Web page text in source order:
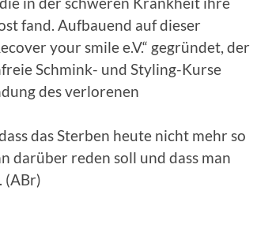
fand. Aufbauend auf dieser
your smile e.V.“ gegründet, der
Schmink- und Styling-Kurse
des verlorenen
das Sterben heute nicht mehr so
darüber reden soll und dass man
(ABr)